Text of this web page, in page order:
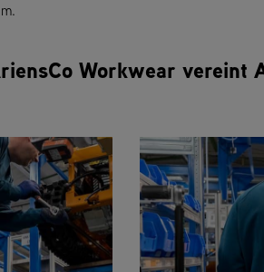
Workwear vereint